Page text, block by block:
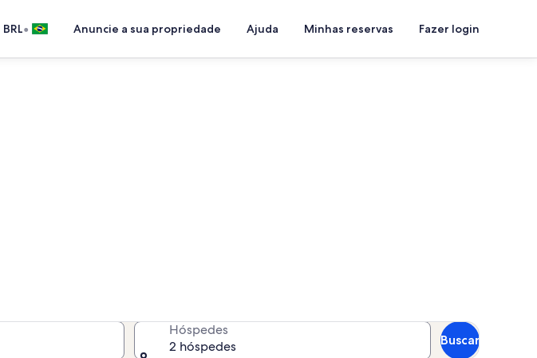
BRL• Anuncie a sua propriedade Ajuda Minhas reservas Fazer login
Hóspedes
2 hóspedes
Buscar